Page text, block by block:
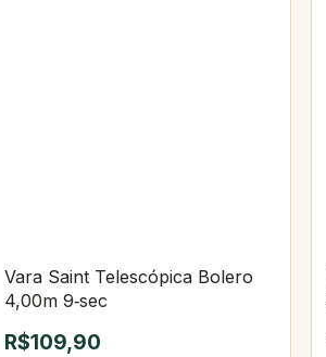
Vara Saint Telescópica Bolero
4,00m 9‑sec
R$109,90